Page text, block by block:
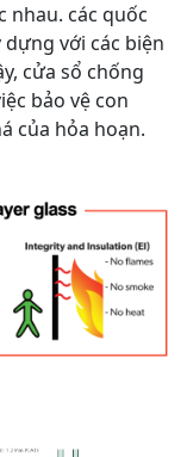
nhau. các quốc
với các biện
cửa sổ chống
bảo vệ con
của hỏa hoạn.